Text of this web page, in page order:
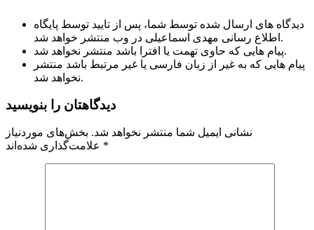
دیدگاه های ارسال شده توسط شما، پس از تایید توسط پایگاه
اطلاع رسانی مهدی اسماعیلی در وب منتشر خواهد شد.
پیام هایی که حاوی تهمت یا افترا باشد منتشر نخواهد شد.
پیام هایی که به غیر از زبان فارسی یا غیر مرتبط باشد منتشر
نخواهد شد.
دیدگاهتان را بنویسید
نشانی ایمیل شما منتشر نخواهد شد. بخش‌های موردنیاز
*